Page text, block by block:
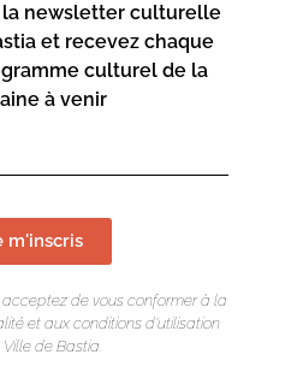
la newsletter culturelle
et recevez chaque
culturel de la
à venir
m'inscris
acceptez de vous conformer à la
et aux conditions d’utilisation
de Bastia.